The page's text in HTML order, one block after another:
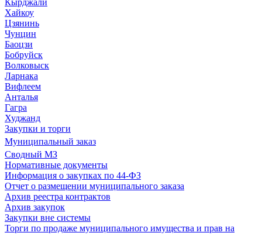
Кырджали
Хайкоу
Цзянинь
Чунцин
Баоцзи
Бобруйск
Волковыск
Ларнака
Вифлеем
Анталья
Гагра
Худжанд
Закупки и торги
Муниципальный заказ
Сводный МЗ
Нормативные документы
Информация о закупках по 44-ФЗ
Отчет о размещении муниципального заказа
Архив реестра контрактов
Архив закупок
Закупки вне системы
Торги по продаже муниципального имущества и прав на